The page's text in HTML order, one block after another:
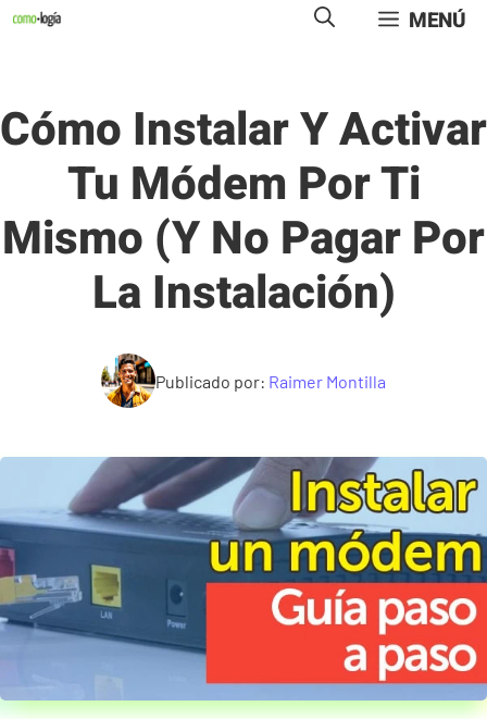
Saltar
MENÚ
Cómo Instalar Y Activar
Tu Módem Por Ti
Mismo (y No Pagar Por
La Instalación)
Publicado por: Raimer Montilla